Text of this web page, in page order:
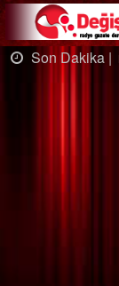
Son Dakika |